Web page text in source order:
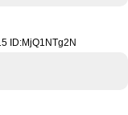
ID:MjQ1NTg2N